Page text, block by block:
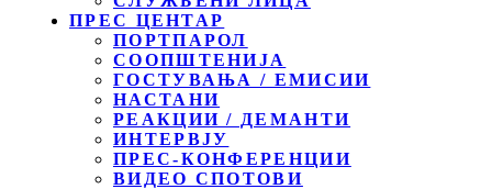
ПРЕС ЦЕНТАР
ПОРТПАРОЛ
СООПШТЕНИЈА
ГОСТУВАЊА / ЕМИСИИ
НАСТАНИ
РЕАКЦИИ / ДЕМАНТИ
ИНТЕРВЈУ
ПРЕС-КОНФЕРЕНЦИИ
ВИДЕО СПОТОВИ